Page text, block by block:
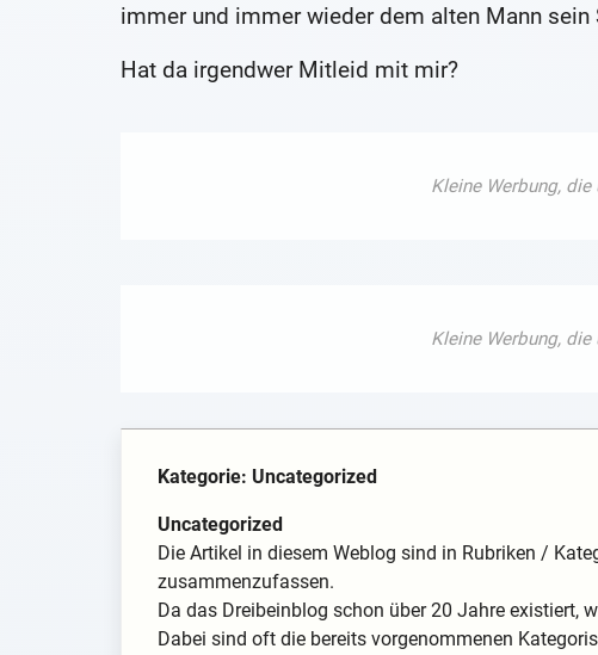
immer und immer wieder dem alten Mann
Hat da irgendwer Mitleid mit mir?
Kategorie: Uncategorized
Uncategorized
Die Artikel in diesem Weblog sind in Rubriken /
zusammenzufassen.
Da das Dreibeinblog schon über 20 Jahre existiert,
Dabei sind oft die bereits vorgenommenen